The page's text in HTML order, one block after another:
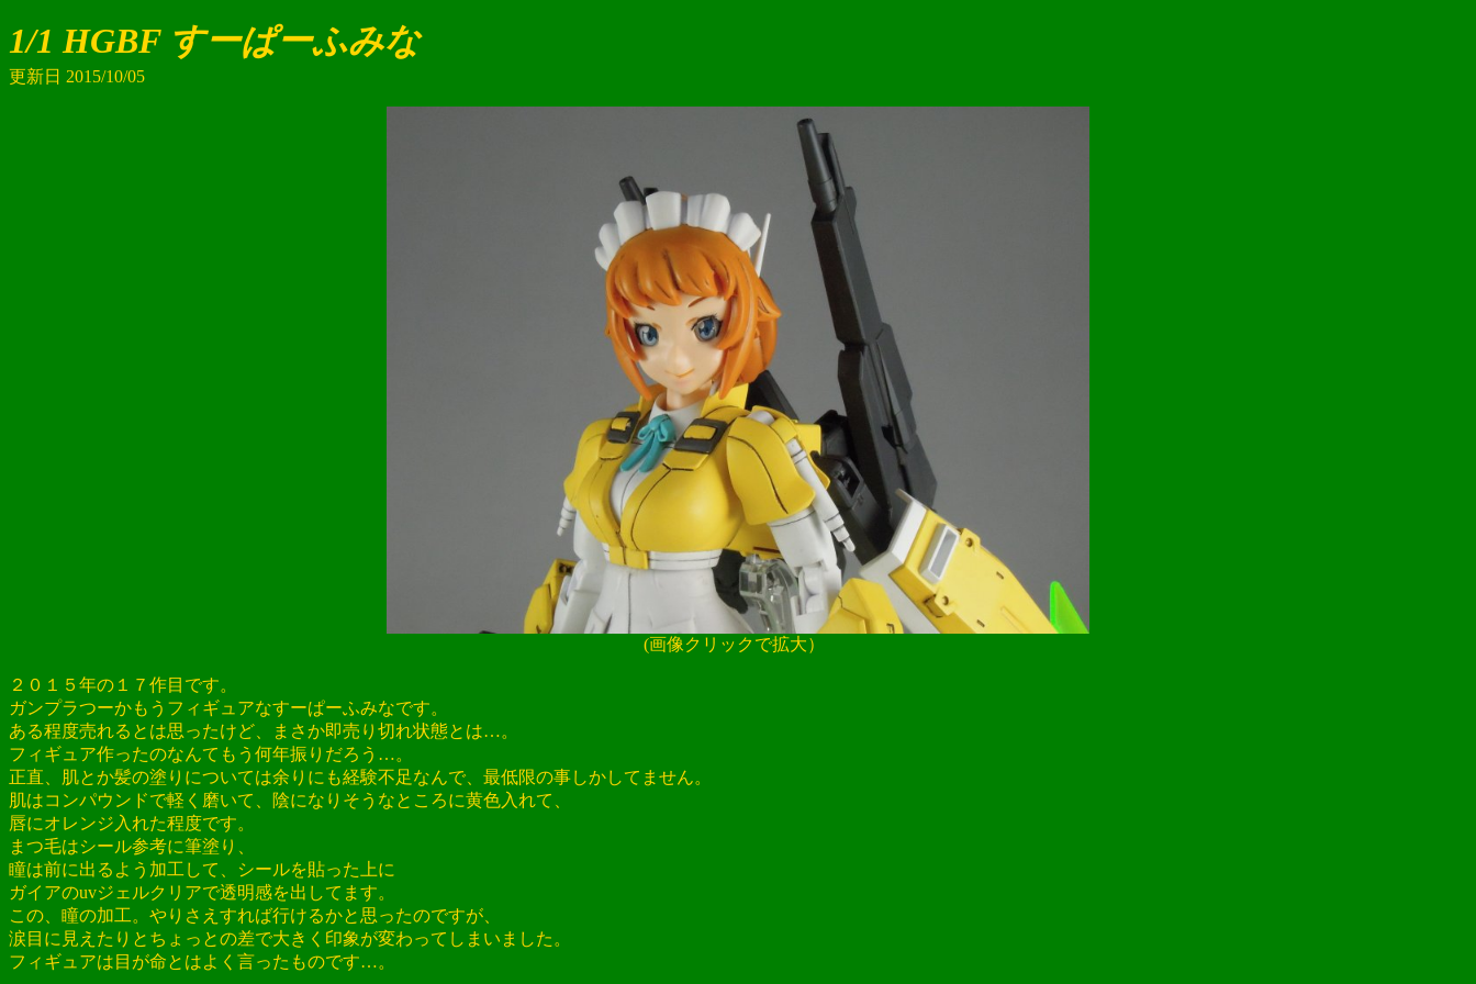
1/1 HGBF すーぱーふみな
更新日 2015/10/05
(画像クリックで拡大）
２０１５年の１７作目です。
ガンプラつーかもうフィギュアなすーぱーふみなです。
ある程度売れるとは思ったけど、まさか即売り切れ状態とは…。
フィギュア作ったのなんてもう何年振りだろう…。
正直、肌とか髪の塗りについては余りにも経験不足なんで、最低限の事しかしてません。
肌はコンパウンドで軽く磨いて、陰になりそうなところに黄色入れて、
唇にオレンジ入れた程度です。
まつ毛はシール参考に筆塗り、
瞳は前に出るよう加工して、シールを貼った上に
ガイアのuvジェルクリアで透明感を出してます。
この、瞳の加工。やりさえすれば行けるかと思ったのですが、
涙目に見えたりとちょっとの差で大きく印象が変わってしまいました。
フィギュアは目が命とはよく言ったものです…。